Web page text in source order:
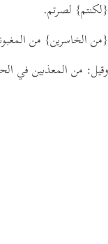
{لكنتم} لصرتم.
{من الخاسرين} من
وقيل: من المعذبين في